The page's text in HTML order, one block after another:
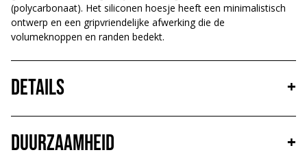
(polycarbonaat). Het siliconen hoesje heeft een minimalistisch
ontwerp en een gripvriendelijke afwerking die de
volumeknoppen en randen bedekt.
Details +
Duurzaamheid
+